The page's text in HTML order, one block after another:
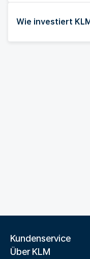
Wie investiert
Kundenservice
Über KLM